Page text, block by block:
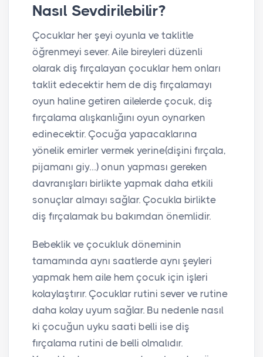
Nasıl Sevdirilebilir?
Çocuklar her şeyi oyunla ve taklitle
öğrenmeyi sever. Aile bireyleri düzenli
olarak diş fırçalayan çocuklar hem onları
taklit edecektir hem de diş fırçalamayı
oyun haline getiren ailelerde çocuk, diş
fırçalama alışkanlığını oyun oynarken
edinecektir. Çocuğa yapacaklarına
yönelik emirler vermek yerine(dişini fırçala,
pijamanı giy…) onun yapması gereken
davranışları birlikte yapmak daha etkili
sonuçlar almayı sağlar. Çocukla birlikte
diş fırçalamak bu bakımdan önemlidir.
Bebeklik ve çocukluk döneminin
tamamında aynı saatlerde aynı şeyleri
yapmak hem aile hem çocuk için işleri
kolaylaştırır. Çocuklar rutini sever ve rutine
daha kolay uyum sağlar. Bu nedenle nasıl
ki çocuğun uyku saati belli ise diş
fırçalama rutini de belli olmalıdır.